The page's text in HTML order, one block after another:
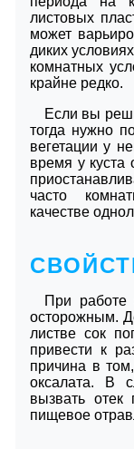
листовых
может
диких
комнатных
крайне редко.
Если вы
тогда нужно
вегетации у
время у куста
часто
качестве
При работе
осторожным.
листве сок
привести к
причина в
оксалата. В
вызвать отек
пищевое